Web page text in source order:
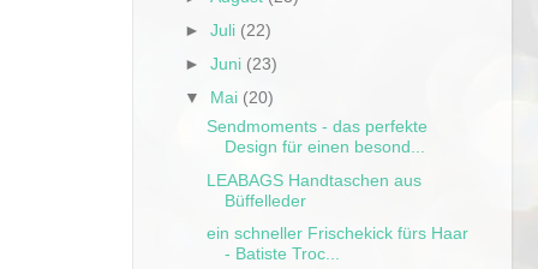
►Juli (22)
►Juni (23)
▼ Mai (20)
Sendmoments - das perfekte
Design für einen besond...
LEABAGS Handtaschen aus
Büffelleder
ein schneller Frischekick fürs Haar
- Batiste Troc...